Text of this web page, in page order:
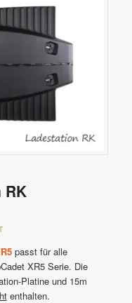
passt für alle
XR5 Serie. Die
Platine und 15m
enthalten.